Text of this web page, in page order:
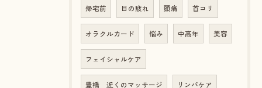
帰宅前 目の疲れ 頭痛 首コリ
オラクルカード 悩み 中高年 美容
フェイシャルケア
豊橋 近くのマッサージ リンパケア